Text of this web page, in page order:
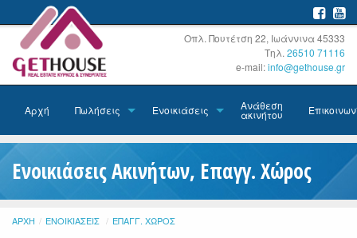
Οπλ. Πουτέτση 22, Ιωάννινα 45333
Τηλ. 26510 71116
e-mail:info@gethouse.gr
Αρχή Πωλήσεις Ενοικιάσεις Ανάθεση
ακινήτου
Ενοικιάσεις Ακινήτων, Επαγγ. Χώρος
ΑΡΧΉ ΕΝΟΙΚΙΆΣΕΙΣ ΕΠΑΓΓ. ΧΏΡΟΣ